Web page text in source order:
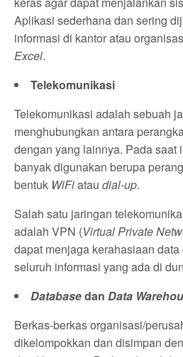
Aplikasi sederhana dan sering
informasi di kantor atau
Excel.
Telekomunikasi
Telekomunikasi adalah sebuah
menghubungkan antara
dengan yang lainnya. Pada saat
banyak digunakan berupa
bentuk WiFiataudial-up.
Salah satu jaringan
adalah VPN (Virtual Private
dapat menjaga kerahasiaan
seluruh informasi yang ada di
Databasedan Data
Berkas-berkas organisasi/
dikelompokkan dan disimpan